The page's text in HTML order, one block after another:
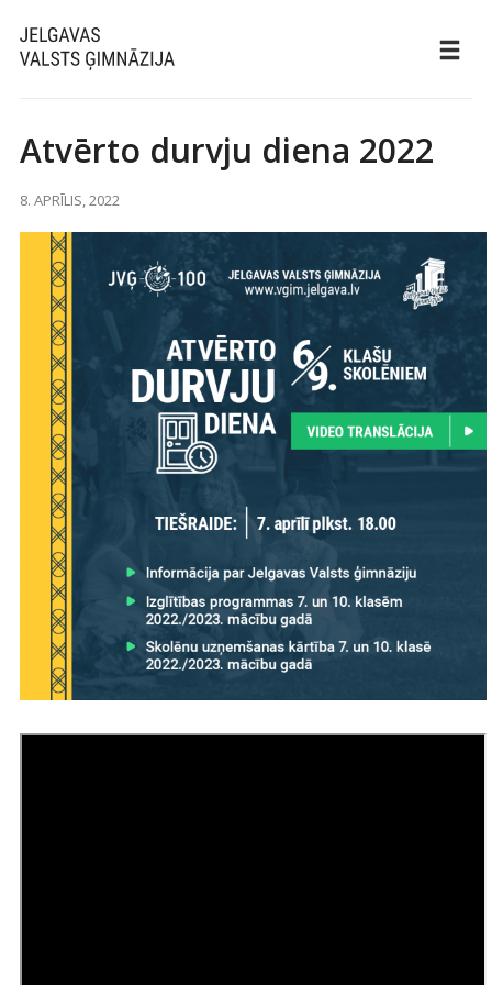
Atvērto durvju diena 2022
8. APRĪLIS, 2022